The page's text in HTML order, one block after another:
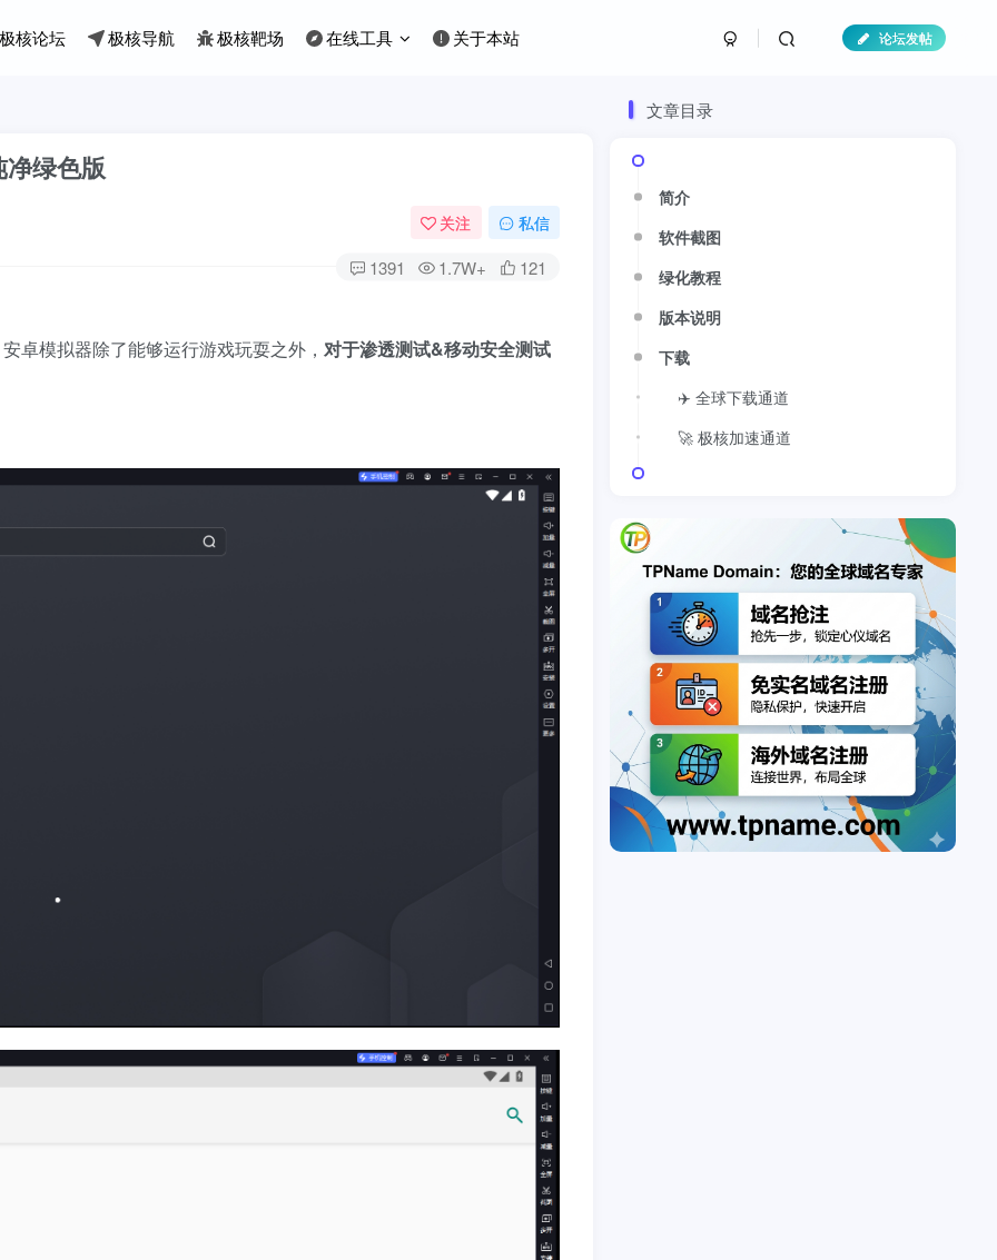
核论坛 极核导航 极核靶场 在线工具 关于本站 论坛发帖
绿色版
关注 私信
1391 1.7W+ 121
卓模拟器除了能够运行游戏玩耍之外， 对于渗透测试&移动安全测试
文章目录
简介
软件截图
绿化教程
版本说明
下载
✈️ 全球下载通道
🚀 极核加速通道